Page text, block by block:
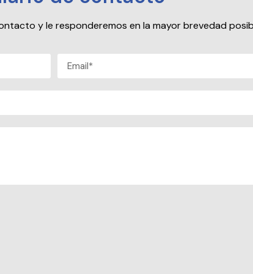
y le responderemos en la mayor brevedad